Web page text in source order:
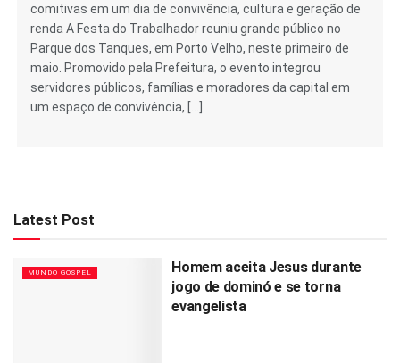
comitivas em um dia de convivência, cultura e geração de
renda A Festa do Trabalhador reuniu grande público no
Parque dos Tanques, em Porto Velho, neste primeiro de
maio. Promovido pela Prefeitura, o evento integrou
servidores públicos, famílias e moradores da capital em
um espaço de convivência, […]
Latest Post
MUNDO GOSPEL
Homem aceita Jesus durante
jogo de dominó e se torna
evangelista